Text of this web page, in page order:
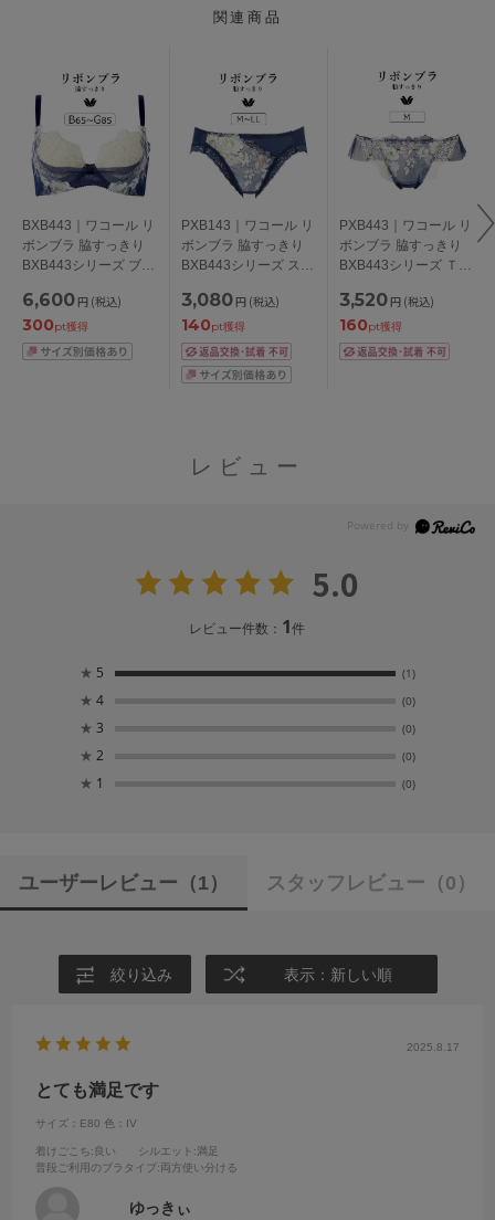
関連商品
BXB443｜ワコール リ
ボンブラ 脇すっきり
BXB443シリーズ ブラ
カップ アンダー
65/70/75/80/85cm
6,600 円 (税込)
300pt獲得
PXB143｜ワコール リ
ボンブラ 脇すっきり
BXB443シリーズ スタ
M/L/LL
3,080 円 (税込)
140pt獲得
PXB443｜ワコール リ
ボンブラ 脇すっきり
BXB443シリーズ Ｔバ
3,520 円 (税込)
160pt獲得
レビュー
5.0
レビュー件数： 1件
★ 5 (1)
★ 4 (0)
★ 3 (0)
★ 2 (0)
★ 1 (0)
ユーザーレビュー （1） スタッフレビュー （0）
絞り込み 表示：新しい順
2025.8.17
とても満足です
サイズ：E80 色：IV
着けごこち:良い シルエット :満足
普段ご利用のブラタイプ :両方使い分ける
ゆっきぃ